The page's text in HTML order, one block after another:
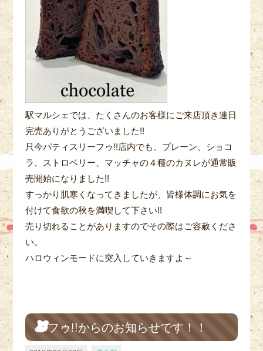
駅マルシェでは、たくさんのお客様にご来店頂き連日
完売ありがとうございました!!
只今パティスリーフゥ!!店内でも、プレーン、ショコ
ラ、ストロベリー、マッチャの４種のカヌレが通常販
売開始になりました!!
すっかり肌寒くなってきましたが、皆様体調にお気を
付けて食欲の秋を満喫して下さい!!
売り切れることがありますのでその際はご容赦くださ
い。
ハロウィンモードに突入していきますよ～
フゥ!!からのお知らせです！！